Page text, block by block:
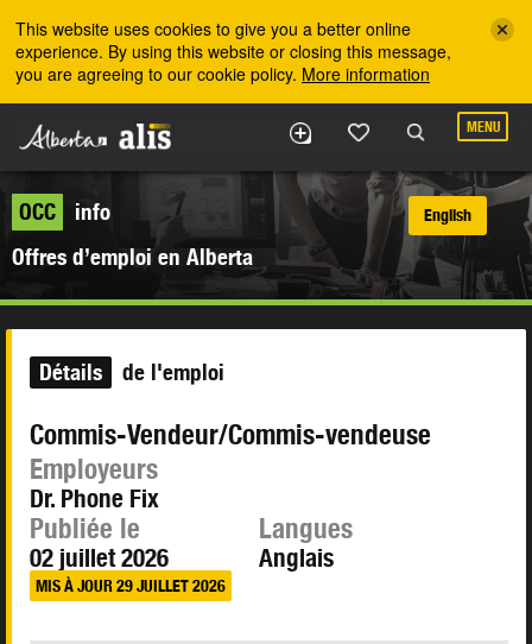
This website uses cookies to give you a better online
experience. By using this website or closing this message,
you are agreeing to our cookie policy. More information
MENU
OCC
info
Offres d’emploi en Alberta
English
Détails de l'emploi
Commis-Vendeur/Commis-vendeuse
Employeurs
Dr. Phone Fix
Publiée le
02 juillet 2026
MIS À JOUR 29 JUILLET 2026
Langues
Anglais